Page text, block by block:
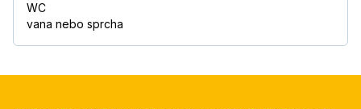
WC
vana nebo sprcha